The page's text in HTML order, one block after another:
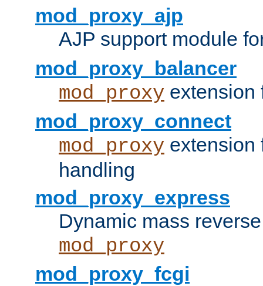
mod_proxy_ajp
AJP support module
mod_proxy_balancer
mod_proxy extension
mod_proxy_connect
mod_proxy
handling
mod_proxy_express
Dynamic mass
mod_proxy
mod_proxy_fcgi